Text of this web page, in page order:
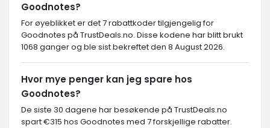
Goodnotes?
For øyeblikket er det 7 rabattkoder tilgjengelig for
Goodnotes på TrustDeals.no. Disse kodene har blitt brukt
1068 ganger og ble sist bekreftet den 8 August 2026.
Hvor mye penger kan jeg spare hos
Goodnotes?
De siste 30 dagene har besøkende på TrustDeals.no
spart €315 hos Goodnotes med 7 forskjellige rabatter.